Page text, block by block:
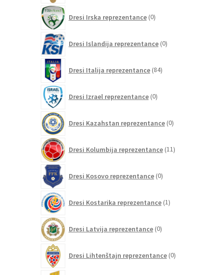
Dresi Irska reprezentance 0izdelkov
Dresi Islandija reprezentance 0izdelkov
Dresi Italija reprezentance 84izdelkov
Dresi Izrael reprezentance 0izdelkov
Dresi Kazahstan reprezentance 0izdelkov
Dresi Kolumbija reprezentance 11izdelkov
Dresi Kosovo reprezentance 0izdelkov
Dresi Kostarika reprezentance 1izdelek
Dresi Latvija reprezentance 0izdelkov
Dresi Lihtenštajn reprezentance 0izdelkov